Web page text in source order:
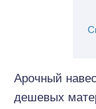
Арочный
дешевых